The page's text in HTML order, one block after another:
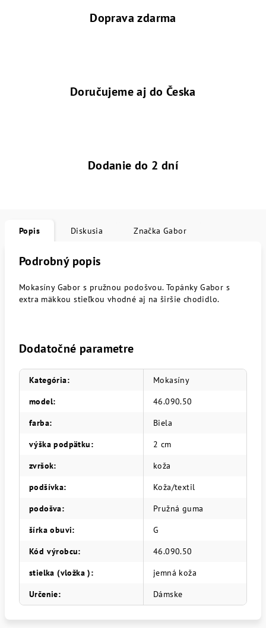
Doprava zdarma
Doručujeme aj do Česka
Dodanie do 2 dní
Popis Diskusia Značka Gabor
Podrobný popis
Mokasíny Gabor s pružnou podošvou. Topánky Gabor s
extra mäkkou stieľkou vhodné aj na širšie chodidlo.
Dodatočné parametre
Kategória:
Mokasíny
model:
46.090.50
farba:
Biela
výška podpätku:
2 cm
zvršok:
koža
podšívka:
Koža/textil
podošva:
Pružná guma
šírka obuvi:
G
Kód výrobcu:
46.090.50
stielka (vložka ):
jemná koža
Určenie: Dámske